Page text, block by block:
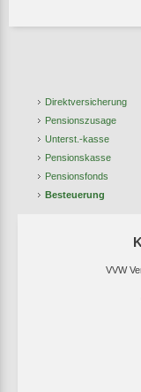
Direktversicherung
Pensionszusage
Unterst.-kasse
Pensionskasse
Pensionsfonds
Besteuerung
VVW